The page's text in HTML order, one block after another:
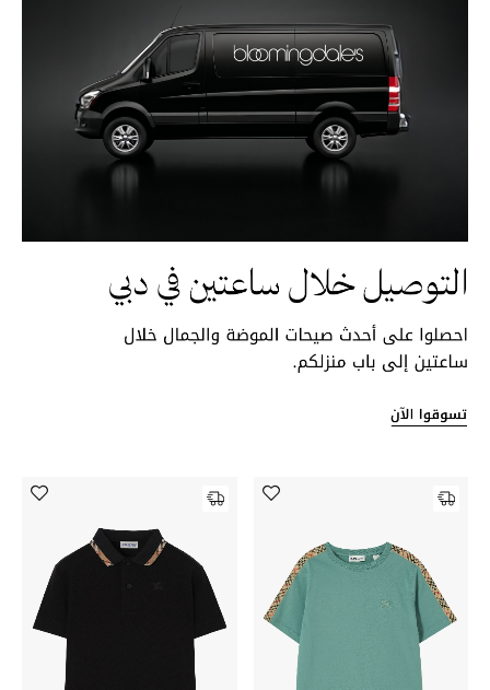
جميع الملابس الرجالية
الأحذية الرجالية
جميع الإكسسورات الرجالية
العناية الشخصية بالرجال
صُممت للرجال
عرض جميع المنتجات
خصومات
عودة صغاركم للمدارس